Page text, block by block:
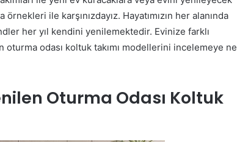
ile karşınızdayız. Hayatımızın her alanında
her yıl kendini yenilemektedir. Evinize farklı
odası koltuk takımı modellerini incelemeye ne
Oturma Odası Koltuk